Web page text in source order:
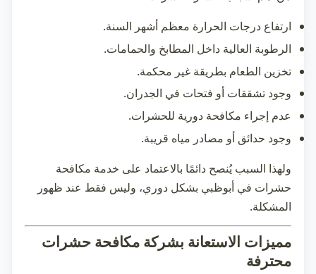
ارتفاع درجات الحرارة معظم أشهر السنة.
الرطوبة العالية داخل المطابخ والحمامات.
تخزين الطعام بطريقة غير محكمة.
وجود تشققات أو فتحات في الجدران.
عدم إجراء مكافحة دورية للحشرات.
وجود حدائق أو مصادر مياه قريبة.
ولهذا السبب يُنصح دائمًا بالاعتماد على خدمة مكافحة
حشرات في أبوظبي بشكل دوري، وليس فقط عند ظهور
المشكلة.
مميزات الاستعانة بشركة مكافحة حشرات
محترفة